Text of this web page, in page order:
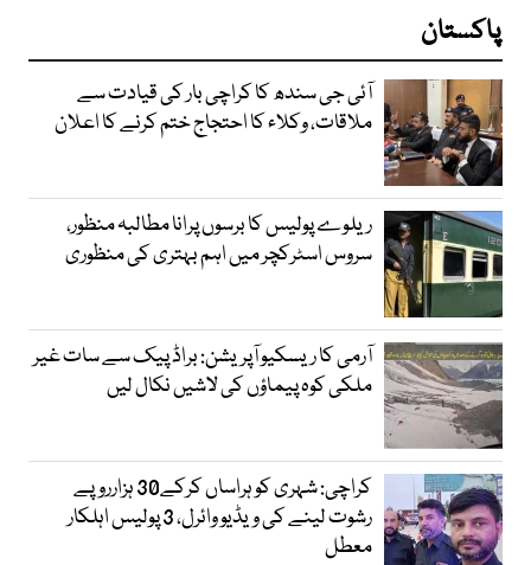
پاکستان
آئی جی سندھ کا کراچی بار کی قیادت سے
ملاقات، وکلاء کا احتجاج ختم کرنے کا اعلان
ریلوے پولیس کا برسوں پرانا مطالبہ منظور،
سروس اسٹرکچر میں اہم بہتری کی منظوری
آرمی کا ریسکیو آپریشن: براڈ پیک سے سات غیر
ملکی کوہ پیماؤں کی لاشیں نکال لیں
کراچی: شہری کو ہراساں کرکے30 ہزارروپے
رشوت لینے کی ویڈیو وائرل، 3 پولیس اہلکار
معطل